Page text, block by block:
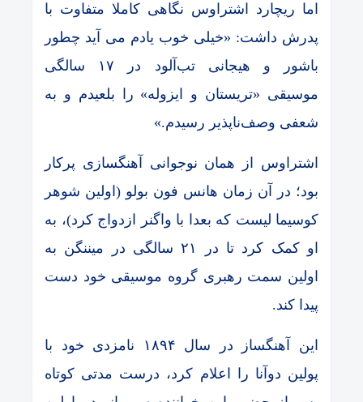
اما ریچارد اشتراوس نگاهی کاملا متفاوت با
پدرش داشت: «خیلی خوب یادم می آید چطور
باشور و هیجانی تب‌آلود در ۱۷ سالگی
موسیقی «تریستان و ایزوله» را بلعیدم و به
شعفی وصف‌ناپذیر رسیدم.»
اشتراوس از همان نوجوانی آهنگسازی پرکار
بود؛ در آن زمان هانس فون بولو (اولین شوهر
کوسیما لیست که بعدا با واگنر ازدواج کرد)، به
او کمک کرد تا در ۲۱ سالگی در میننگن به
اولین سمت رهبری گروه موسیقی خود دست
پیدا کند.
این آهنگساز در سال ۱۸۹۴ نامزدی خود با
پولین دوآنا را اعلام کرد، درست مدتی کوتاه